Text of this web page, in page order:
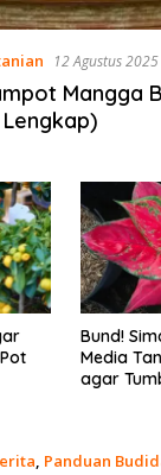
12 Agustus 2025
Mangga
Bund!
Media
agar
, Panduan